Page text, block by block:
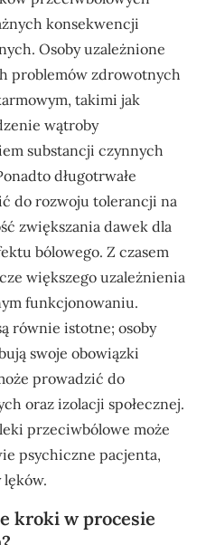
konsekwencji
Osoby uzależnione
problemów zdrowotnych
takimi jak
wątroby
substancji czynnych
długotrwałe
do rozwoju tolerancji na
zwiększania dawek dla
bólowego. Z czasem
większego uzależnienia
funkcjonowaniu.
równie istotne; osoby
swoje obowiązki
prowadzić do
oraz izolacji społecznej.
przeciwbólowe może
psychiczne pacjenta,
kroki w procesie